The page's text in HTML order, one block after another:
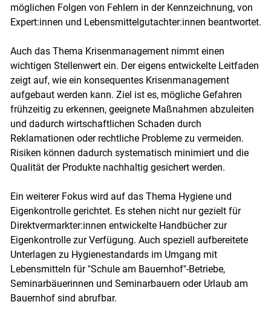
möglichen Folgen von Fehlern in der Kennzeichnung, von
Expert:innen und Lebensmittelgutachter:innen beantwortet.
Auch das Thema Krisenmanagement nimmt einen
wichtigen Stellenwert ein. Der eigens entwickelte Leitfaden
zeigt auf, wie ein konsequentes Krisenmanagement
aufgebaut werden kann. Ziel ist es, mögliche Gefahren
frühzeitig zu erkennen, geeignete Maßnahmen abzuleiten
und dadurch wirtschaftlichen Schaden durch
Reklamationen oder rechtliche Probleme zu vermeiden.
Risiken können dadurch systematisch minimiert und die
Qualität der Produkte nachhaltig gesichert werden.
Ein weiterer Fokus wird auf das Thema Hygiene und
Eigenkontrolle gerichtet. Es stehen nicht nur gezielt für
Direktvermarkter:innen entwickelte Handbücher zur
Eigenkontrolle zur Verfügung. Auch speziell aufbereitete
Unterlagen zu Hygienestandards im Umgang mit
Lebensmitteln für "Schule am Bauernhof"-Betriebe,
Seminarbäuerinnen und Seminarbauern oder Urlaub am
Bauernhof sind abrufbar.